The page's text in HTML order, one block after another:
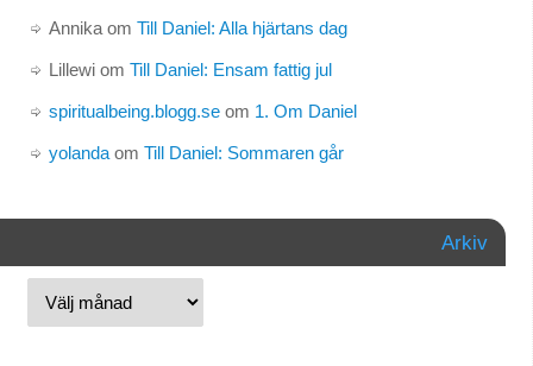
Annikaom Till Daniel: Alla hjärtans dag
Lillewiom Till Daniel: Ensam fattig jul
spiritualbeing.blogg.seom 1. Om Daniel
yolandaom Till Daniel: Sommaren går
Arkiv